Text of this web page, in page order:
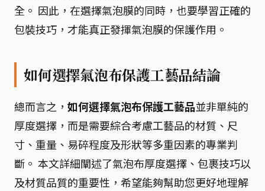
全。 因此，在選擇氣泡膜的同時，也要學習正確的
包裝技巧，才能真正發揮氣泡膜的保護作用。
如何選擇氣泡布保護工藝品結論
總而言之， 如何選擇氣泡布保護工藝品並非單純的
厚度選擇，而是需要綜合考慮工藝品的材質、尺
寸、重量、易碎程度及形狀等多重因素的專業判
斷。 本文詳細闡述了氣泡布厚度選擇、包裹技巧以
及材質品質的重要性，希望能夠幫助您更好地理解